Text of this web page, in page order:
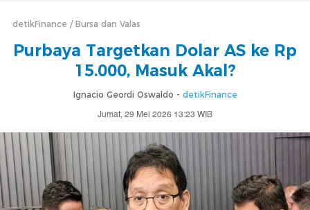
detikFinance Bursa dan Valas
Purbaya Targetkan Dolar AS ke Rp
15.000, Masuk Akal?
Ignacio Geordi Oswaldo - detikFinance
Jumat, 29 Mei 2026 13:23 WIB